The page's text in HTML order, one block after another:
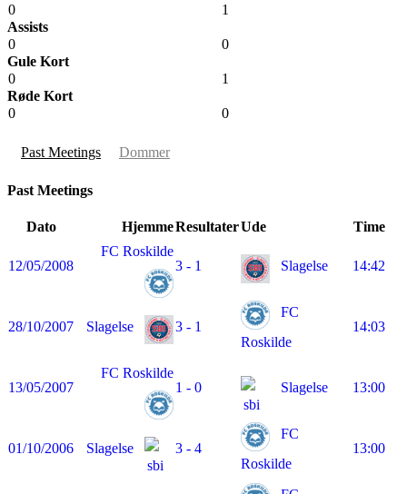
0
1
Assists
0
0
Gule Kort
0
1
Røde Kort
0
0
Past Meetings Dommer
Past Meetings
Dato HjemmeResultaterUde Time
12/05/2008
FC Roskilde
3 - 1
Slagelse 14:42
28/10/2007 Slagelse 3 - 1
FC
Roskilde
14:03
13/05/2007
FC Roskilde
1 - 0
Slagelse 13:00
01/10/2006 Slagelse 3 - 4
FC
Roskilde
13:00